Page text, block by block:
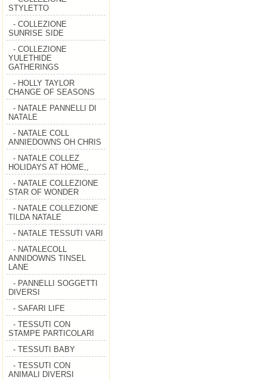
STYLETTO
- COLLEZIONE
SUNRISE SIDE
- COLLEZIONE
YULETHIDE
GATHERINGS
- HOLLY TAYLOR
CHANGE OF SEASONS
- NATALE PANNELLI DI
NATALE
- NATALE COLL
ANNIEDOWNS OH CHRIS
- NATALE COLLEZ
HOLIDAYS AT HOME,,
- NATALE COLLEZIONE
STAR OF WONDER
- NATALE COLLEZIONE
TILDA NATALE
- NATALE TESSUTI VARI
- NATALECOLL
ANNIDOWNS TINSEL
LANE
- PANNELLI SOGGETTI
DIVERSI
- SAFARI LIFE
- TESSUTI CON
STAMPE PARTICOLARI
- TESSUTI BABY
- TESSUTI CON
ANIMALI DIVERSI